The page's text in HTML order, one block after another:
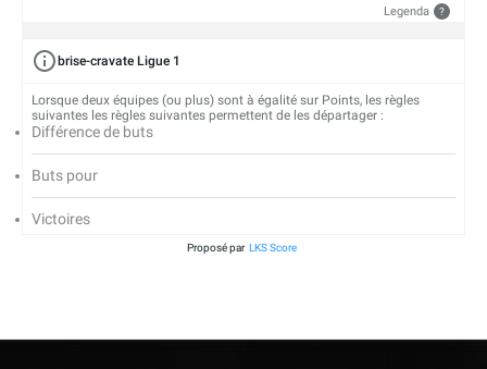
Legenda ?
brise-cravate Ligue 1
Lorsque deux équipes (ou plus) sont à égalité sur Points, les règles
suivantes les règles suivantes permettent de les départager :
Différence de buts
Buts pour
Victoires
Proposé par LKS Score